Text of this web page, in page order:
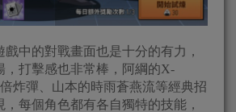
戲中的對戰畫面也是十分的有力，
，打擊感也非常棒，阿綱的X-
炸彈、山本的時雨蒼燕流等經典招
每個角色都有各自獨特的技能，